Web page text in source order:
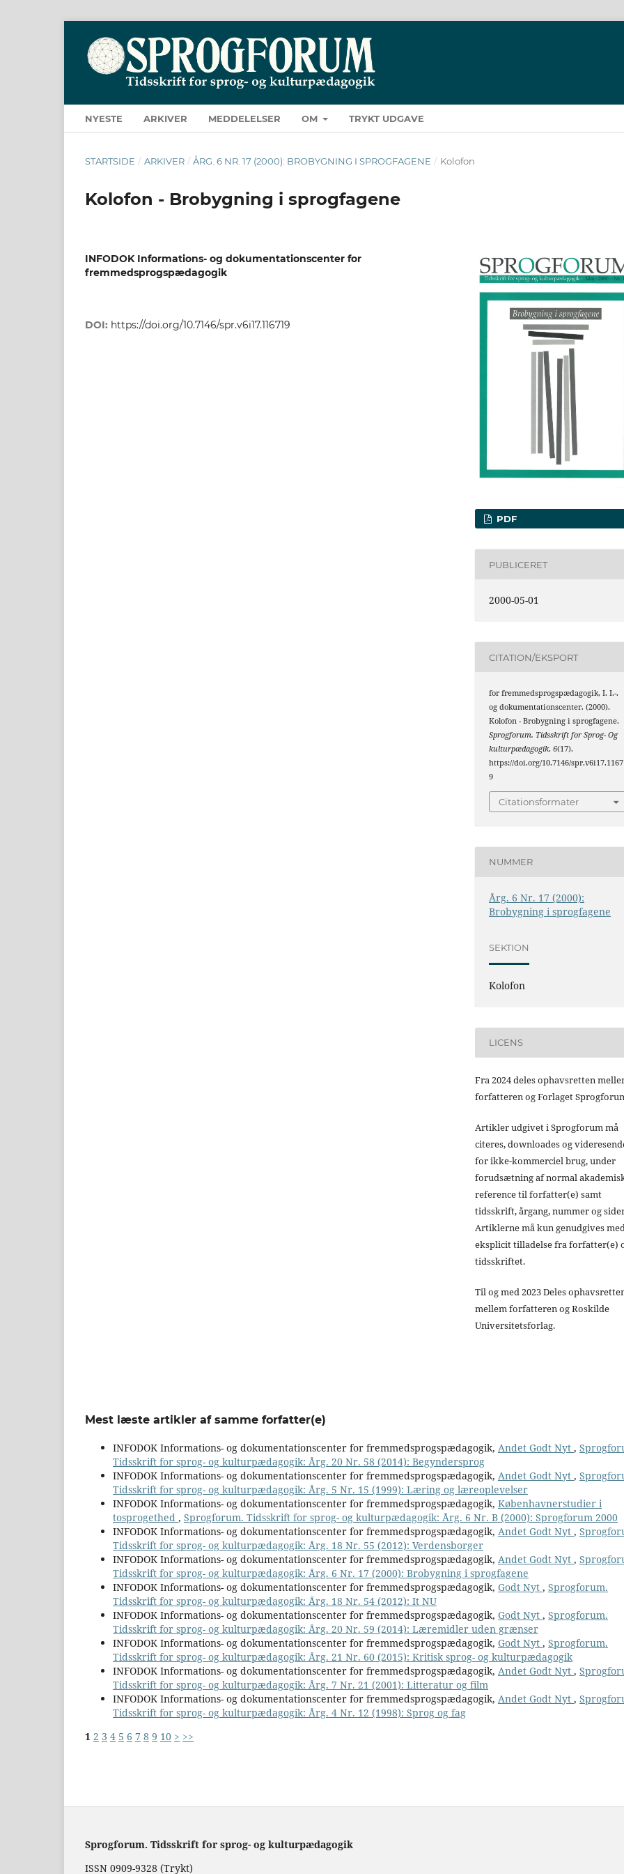
NYESTE ARKIVER MEDDELELSER OM TRYKT UDGAVE
STARTSIDE / ARKIVER / ÅRG. 6 NR. 17 (2000): BROBYGNING I SPROGFAGENE / Kolofon
Kolofon - Brobygning i sprogfagene
INFODOK Informations- og dokumentationscenter for
fremmedsprogspædagogik
DOI: https://doi.org/10.7146/spr.v6i17.116719
PDF
PUBLICERET
2000-05-01
CITATION/EKSPORT
for fremmedsprogspædagogik, I. I.-.
og dokumentationscenter. (2000).
Kolofon - Brobygning i sprogfagene.
Sprogforum. Tidsskrift for Sprog- Og
kulturpædagogik,6(17).
https://doi.org/10.7146/
9
Citationsformater
NUMMER
Årg. 6 Nr. 17 (2000):
Brobygning i sprogfagene
SEKTION
Kolofon
LICENS
Fra 2024 deles ophavsretten
forfatteren og Forlaget
Artikler udgivet i Sprogforum må
citeres, downloades og
for ikke-kommerciel brug, under
forudsætning af normal
reference til forfatter(e) samt
tidsskrift, årgang, nummer og
Artiklerne må kun genudgives
eksplicit tilladelse fra forfatter(e)
tidsskriftet.
Til og med 2023 Deles
mellem forfatteren og Roskilde
Universitetsforlag.
Mest læste artikler af samme forfatter(e)
INFODOK Informations- og dokumentationscenter for fremmedsprogspædagogik, Andet Godt Nyt ,
Tidsskrift for sprog- og kulturpædagogik: Årg. 20 Nr. 58 (2014): Begyndersprog
INFODOK Informations- og dokumentationscenter for fremmedsprogspædagogik, Andet Godt Nyt ,
Tidsskrift for sprog- og kulturpædagogik: Årg. 5 Nr. 15 (1999): Læring og læreoplevelser
INFODOK Informations- og dokumentationscenter for fremmedsprogspædagogik, Københavnerstudier i
tosprogethed , Sprogforum. Tidsskrift for sprog- og kulturpædagogik: Årg. 6 Nr. B (2000): Sprogforum 2000
INFODOK Informations- og dokumentationscenter for fremmedsprogspædagogik, Andet Godt Nyt ,
Tidsskrift for sprog- og kulturpædagogik: Årg. 18 Nr. 55 (2012): Verdensborger
INFODOK Informations- og dokumentationscenter for fremmedsprogspædagogik, Andet Godt Nyt ,
Tidsskrift for sprog- og kulturpædagogik: Årg. 6 Nr. 17 (2000): Brobygning i sprogfagene
INFODOK Informations- og dokumentationscenter for fremmedsprogspædagogik, Godt Nyt , Sprogforum.
Tidsskrift for sprog- og kulturpædagogik: Årg. 18 Nr. 54 (2012): It NU
INFODOK Informations- og dokumentationscenter for fremmedsprogspædagogik, Godt Nyt , Sprogforum.
Tidsskrift for sprog- og kulturpædagogik: Årg. 20 Nr. 59 (2014): Læremidler uden grænser
INFODOK Informations- og dokumentationscenter for fremmedsprogspædagogik, Godt Nyt , Sprogforum.
Tidsskrift for sprog- og kulturpædagogik: Årg. 21 Nr. 60 (2015): Kritisk sprog- og kulturpædagogik
INFODOK Informations- og dokumentationscenter for fremmedsprogspædagogik, Andet Godt Nyt ,
Tidsskrift for sprog- og kulturpædagogik: Årg. 7 Nr. 21 (2001): Litteratur og film
INFODOK Informations- og dokumentationscenter for fremmedsprogspædagogik, Andet Godt Nyt ,
Tidsskrift for sprog- og kulturpædagogik: Årg. 4 Nr. 12 (1998): Sprog og fag
1 2 3 4 5 6 7 8 9 10 > >>
Sprogforum. Tidsskrift for sprog- og kulturpædagogik
ISSN 0909-9328 (Trykt)